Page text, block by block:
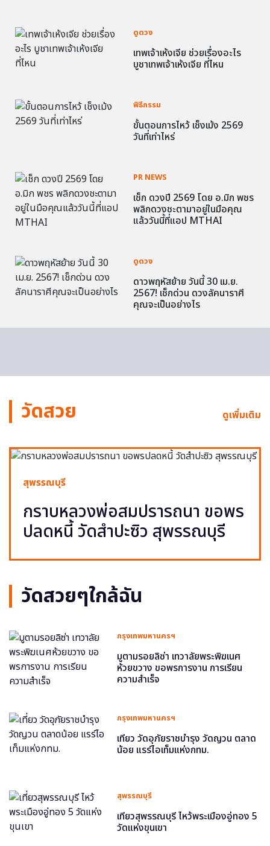
ดูดวง
เทพเจ้าเห้งเจีย ช่วยเรื่องอะไร
บูชาเทพเจ้าเห้งเจีย ที่ไหน
พิธีกรรม
ขั้นตอนการไหว้ เช็งเม้ง 2569
วันที่เท่าไหร่
PR NEWS
เช็ก ดวงปี 2569 โดย อ.มิก พชร
พลิกดวงชะตามาอยู่ในมือคุณ
แล้ววันนี้ที่แอป MTHAI
ดูดวง
ดาวพฤหัสย้าย วันนี้ 30 เม.ย.
2567! เช็กด่วน ดวงลัคนาราศี
คุณจะเป็นอย่างไร
วัดสวย ดูเพิ่มเติม
สุพรรณบุรี
กราบหลวงพ่อสมปรารถนา ขอพร
ปลดหนี้ วัดสำปะซิว สุพรรณบุรี
วัดสวยๆใกล้ฉัน
กรุงเทพมหานครฯ
มูตามรอยลิซ่า เทวาลัยพระพิฆเนศ
ห้วยขวาง ขอพรการงาน การเรียน
ความสำเร็จ
กรุงเทพมหานครฯ
เที่ยว วัดอุภัยราชบำรุง วัดญวน ตลาด
น้อย แรร์ไอเท็มแห่งกทม.
สุพรรณบุรี
เที่ยวสุพรรณบุรี ไหว้พระเมืองอู่ทอง 5
วัดแห่งขุนเขา